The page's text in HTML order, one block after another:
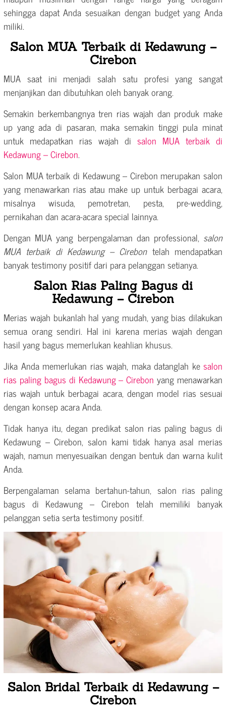
sehingga dapat Anda sesuaikan dengan budget yang Anda
miliki.
Salon MUA Terbaik di Kedawung –
Cirebon
MUA saat ini menjadi salah satu profesi yang sangat
menjanjikan dan dibutuhkan oleh banyak orang.
Semakin berkembangnya tren rias wajah dan produk make
up yang ada di pasaran, maka semakin tinggi pula minat
untuk medapatkan rias wajah di salon MUA terbaik di
Kedawung – Cirebon.
Salon MUA terbaik di Kedawung – Cirebon merupakan salon
yang menawarkan rias atau make up untuk berbagai acara,
misalnya wisuda, pemotretan, pesta, pre-wedding,
pernikahan dan acara-acara special lainnya.
Dengan MUA yang berpengalaman dan professional, salon
MUA terbaik di Kedawung – Cirebontelah mendapatkan
banyak testimony positif dari para pelanggan setianya.
Salon Rias Paling Bagus di
Kedawung – Cirebon
Merias wajah bukanlah hal yang mudah, yang bias dilakukan
semua orang sendiri. Hal ini karena merias wajah dengan
hasil yang bagus memerlukan keahlian khusus.
Jika Anda memerlukan rias wajah, maka datanglah ke salon
rias paling bagus di Kedawung – Cirebon yang menawarkan
rias wajah untuk berbagai acara, dengan model rias sesuai
dengan konsep acara Anda.
Tidak hanya itu, degan predikat salon rias paling bagus di
Kedawung – Cirebon, salon kami tidak hanya asal merias
wajah, namun menyesuaikan dengan bentuk dan warna kulit
Anda.
Berpengalaman selama bertahun-tahun, salon rias paling
bagus di Kedawung – Cirebon telah memiliki banyak
pelanggan setia serta testimony positif.
Salon Bridal Terbaik di Kedawung –
Cirebon